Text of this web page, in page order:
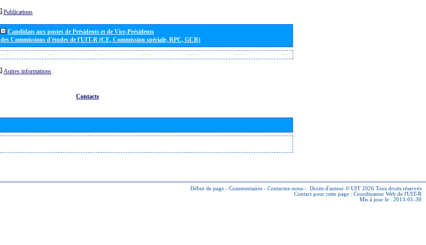
Publications
Candidats aux postes de Présidents et de Vice-Présidents
des Commissions d'études de l'UIT-R (CE, Commission spéciale, RPC, GCR)
Autres informations
Contacts
Début de page - Commentaires - Contactez-nous - Droits d'auteur © UIT 2026 Tous droits réservés
Contact pour cette page : Coordinateur Web de l'UIT-R
Mis à jour le : 2013-01-30